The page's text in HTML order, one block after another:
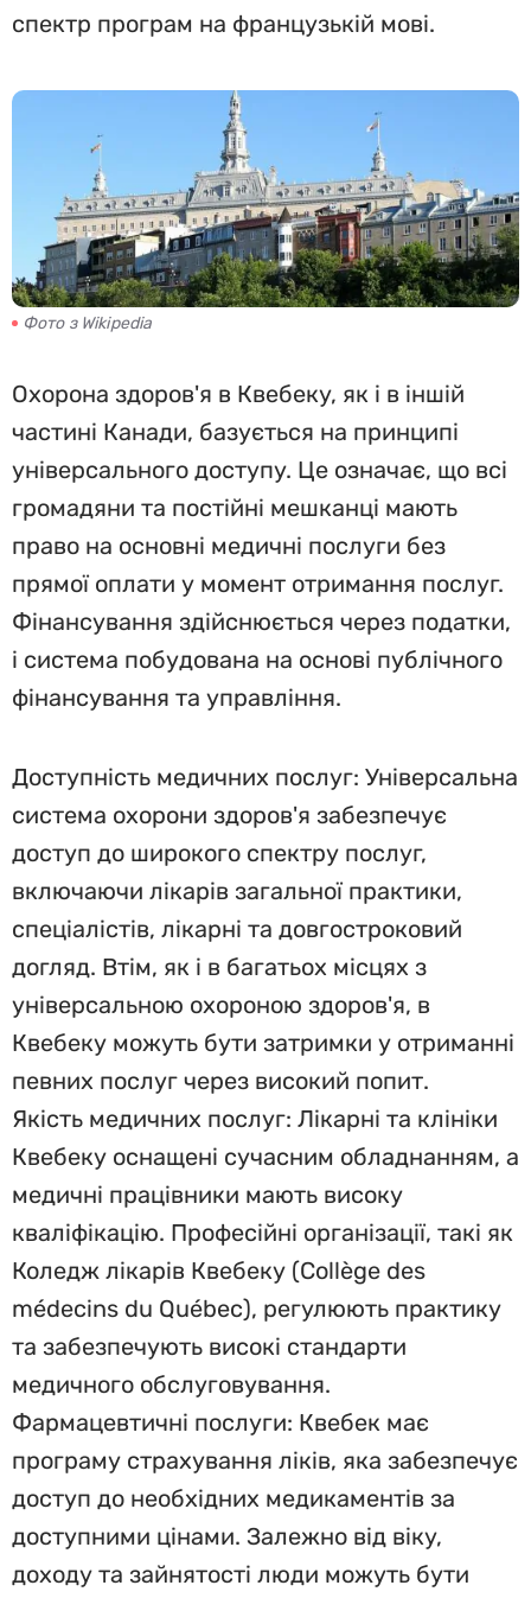
спектр програм на французькій мові.
Фото з Wikipedia
Охорона здоров'я в Квебеку, як і в іншій
частині Канади, базується на принципі
універсального доступу. Це означає, що всі
громадяни та постійні мешканці мають
право на основні медичні послуги без
прямої оплати у момент отримання послуг.
Фінансування здійснюється через податки,
і система побудована на основі публічного
фінансування та управління.
Доступність медичних послуг: Універсальна
система охорони здоров'я забезпечує
доступ до широкого спектру послуг,
включаючи лікарів загальної практики,
спеціалістів, лікарні та довгостроковий
догляд. Втім, як і в багатьох місцях з
універсальною охороною здоров'я, в
Квебеку можуть бути затримки у отриманні
певних послуг через високий попит.
Якість медичних послуг: Лікарні та клініки
Квебеку оснащені сучасним обладнанням, а
медичні працівники мають високу
кваліфікацію. Професійні організації, такі як
Коледж лікарів Квебеку (Collège des
médecins du Québec), регулюють практику
та забезпечують високі стандарти
медичного обслуговування.
Фармацевтичні послуги: Квебек має
програму страхування ліків, яка забезпечує
доступ до необхідних медикаментів за
доступними цінами. Залежно від віку,
доходу та зайнятості люди можуть бути